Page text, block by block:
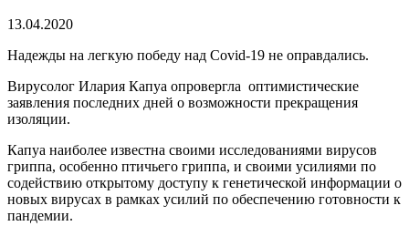
13.04.2020
Надежды на легкую победу над Covid-19 не оправдались.
Вирусолог Илария Капуа опровергла оптимистические
заявления последних дней о возможности прекращения
изоляции.
Капуа наиболее известна своими исследованиями вирусов
гриппа, особенно птичьего гриппа, и своими усилиями по
содействию открытому доступу к генетической информации о
новых вирусах в рамках усилий по обеспечению готовности к
пандемии.